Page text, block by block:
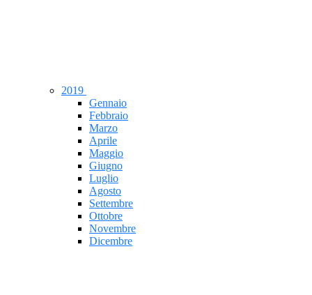
2019
Gennaio
Febbraio
Marzo
Aprile
Maggio
Giugno
Luglio
Agosto
Settembre
Ottobre
Novembre
Dicembre